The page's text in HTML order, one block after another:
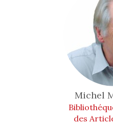
Michel
des